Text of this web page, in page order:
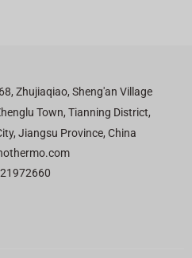
Zhujiaqiao, Sheng'an Village
Town, Tianning District,
Jiangsu Province, China